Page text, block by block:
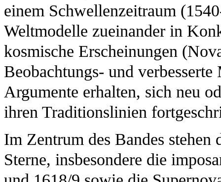
einem Schwellenzeitraum
Weltmodelle zueinander in
kosmische Erscheinungen
Beobachtungs- und
Argumente erhalten, sich neu
ihren Traditionslinien
Im Zentrum des Bandes
Sterne, insbesondere die